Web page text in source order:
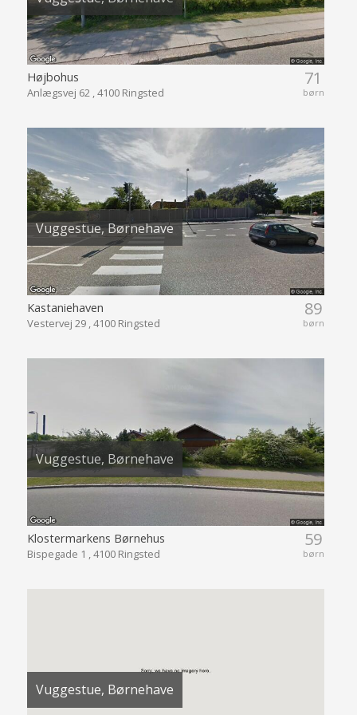
71
børn
Højbohus
Anlægsvej 62 , 4100 Ringsted
Vuggestue, Børnehave
89
børn
Kastaniehaven
Vestervej 29 , 4100 Ringsted
Vuggestue, Børnehave
59
børn
Klostermarkens Børnehus
Bispegade 1 , 4100 Ringsted
Vuggestue, Børnehave